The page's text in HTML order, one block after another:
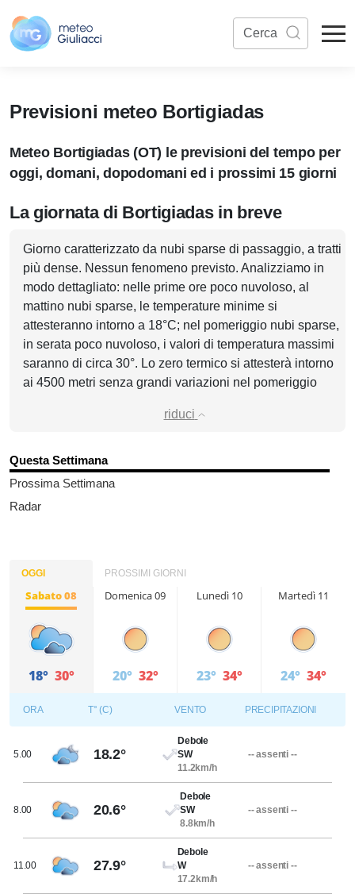
Previsioni meteo Bortigiadas
Meteo Bortigiadas (OT) le previsioni del tempo per
oggi, domani, dopodomani ed i prossimi 15 giorni
La giornata di Bortigiadas in breve
Giorno caratterizzato da nubi sparse di passaggio, a tratti
più dense. Nessun fenomeno previsto. Analizziamo in
modo dettagliato: nelle prime ore poco nuvoloso, al
mattino nubi sparse, le temperature minime si
attesteranno intorno a 18°C; nel pomeriggio nubi sparse,
in serata poco nuvoloso, i valori di temperatura massimi
saranno di circa 30°. Lo zero termico si attesterà intorno
ai 4500 metri senza grandi variazioni nel pomeriggio
riduci
Questa Settimana
Prossima Settimana
Radar
OGGI PROSSIMI GIORNI
Sabato 08
18° 30°
Domenica 09
20° 32°
Lunedì 10
23° 34°
Martedì 11
24° 34°
ORA T° (C) VENTO PRECIPITAZIONI
5.00 18.2°
Debole
SW
11.2km/h
-- assenti --
8.00 20.6°
Debole
SW
8.8km/h
-- assenti --
11.00 27.9°
Debole
W
17.2km/h
-- assenti --